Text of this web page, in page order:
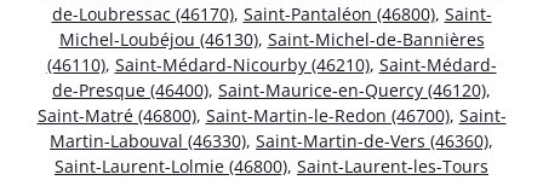
de-Loubressac (46170), Saint-Pantaléon (46800), Saint-
Michel-Loubéjou (46130), Saint-Michel-de-Bannières
(46110), Saint-Médard-Nicourby (46210), Saint-Médard-
de-Presque (46400), Saint-Maurice-en-Quercy (46120),
Saint-Matré (46800), Saint-Martin-le-Redon (46700), Saint-
Martin-Labouval (46330), Saint-Martin-de-Vers (46360),
Saint-Laurent-Lolmie (46800), Saint-Laurent-les-Tours